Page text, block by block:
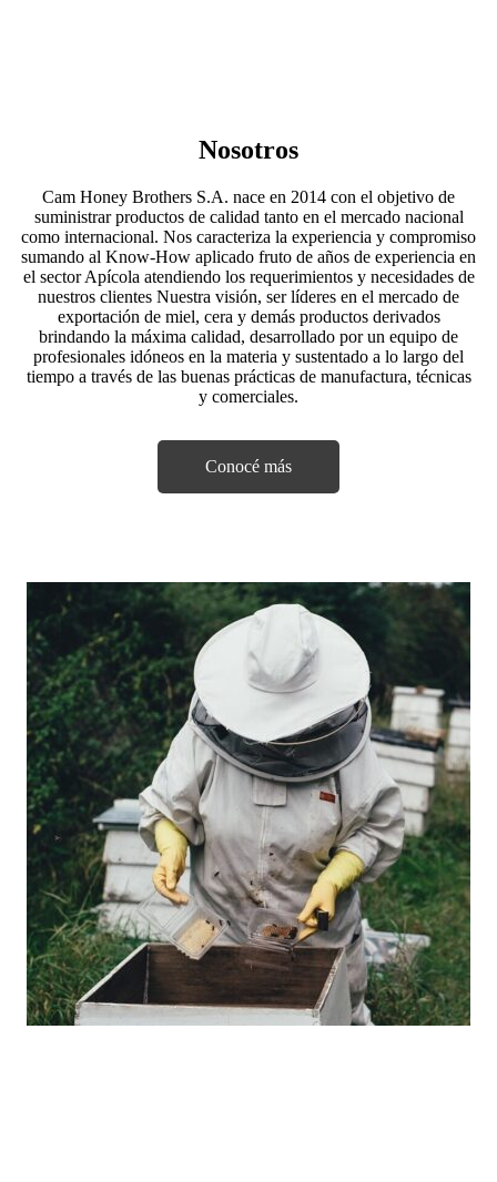
Nosotros
Cam Honey Brothers S.A. nace en 2014 con el objetivo de
suministrar productos de calidad tanto en el mercado nacional
como internacional. Nos caracteriza la experiencia y compromiso
sumando al Know-How aplicado fruto de años de experiencia en
el sector Apícola atendiendo los requerimientos y necesidades de
nuestros clientes Nuestra visión, ser líderes en el mercado de
exportación de miel, cera y demás productos derivados
brindando la máxima calidad, desarrollado por un equipo de
profesionales idóneos en la materia y sustentado a lo largo del
tiempo a través de las buenas prácticas de manufactura, técnicas
y comerciales.
Conocé más